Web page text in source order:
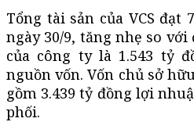
Tổng tài sản của VCS đạt
ngày 30/9, tăng nhẹ so
của công ty là 1.543 tỷ
nguồn vốn. Vốn chủ sở
gồm 3.439 tỷ đồng lợi
phối.